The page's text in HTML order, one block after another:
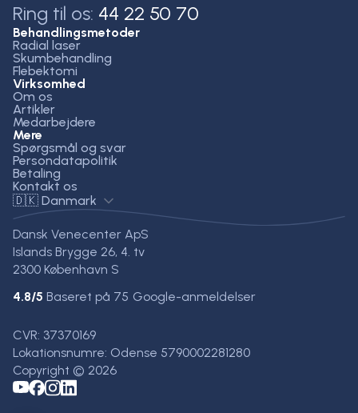
Ring til os: 44 22 50 70
Behandlingsmetoder
Radial laser
Skumbehandling
Flebektomi
Virksomhed
Om os
Artikler
Medarbejdere
Mere
Spørgsmål og svar
Persondatapolitik
Betaling
Kontakt os
🇩🇰 Danmark
Dansk Venecenter ApS
Islands Brygge 26, 4. tv
2300 København S
4.8/5 Baseret på 75 Google-anmeldelser
CVR: 37370169
Lokationsnumre: Odense 5790002281280
Copyright © 2026